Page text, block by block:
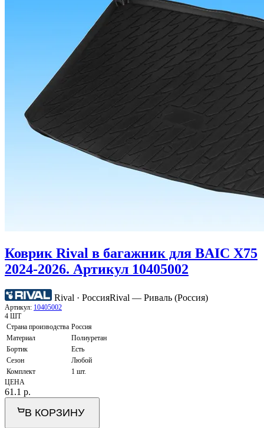
Коврик Rival в багажник для BAIC X75
2024-2026. Артикул 10405002
Rival · РоссияRival — Риваль (Россия)
Артикул: 10405002
4 ШТ
Страна производства Россия
Материал
Полиуретан
Бортик
Есть
Сезон
Любой
Комплект
1 шт.
ЦЕНА
61.1 р.
В КОРЗИНУ